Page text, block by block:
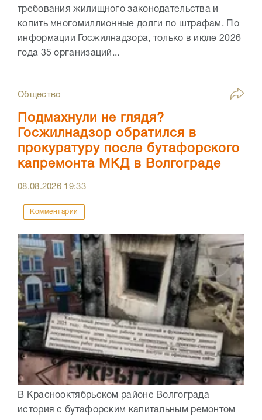
требования жилищного законодательства и
копить многомиллионные долги по штрафам. По
информации Госжилнадзора, только в июле 2026
года 35 организаций...
Общество
Подмахнули не глядя?
Госжилнадзор обратился в
прокуратуру после бутафорского
капремонта МКД в Волгограде
08.08.2026 19:33
Комментарии
В Краснооктябрьском районе Волгограда
история с бутафорским капитальным ремонтом